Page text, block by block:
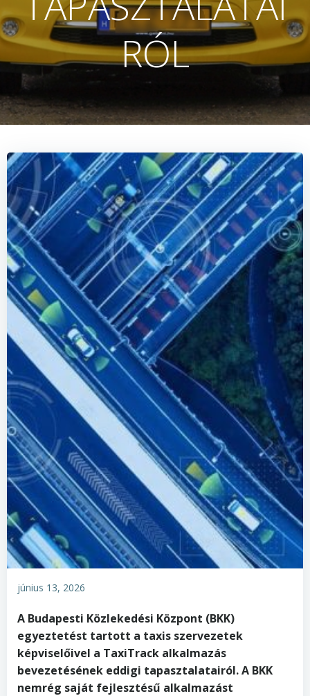
RÓL
június 13, 2026
A Budapesti Közlekedési Központ (BKK)
egyeztetést tartott a taxis szervezetek
képviselőivel a TaxiTrack alkalmazás
bevezetésének eddigi tapasztalatairól. A BKK
nemrég saját fejlesztésű alkalmazást